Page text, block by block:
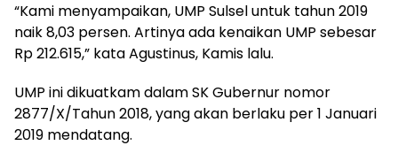
“Kami menyampaikan, UMP Sulsel untuk tahun 2019
naik 8,03 persen. Artinya ada kenaikan UMP sebesar
Rp 212.615,” kata Agustinus, Kamis lalu.
UMP ini dikuatkam dalam SK Gubernur nomor
2877/X/Tahun 2018, yang akan berlaku per 1 Januari
2019 mendatang.